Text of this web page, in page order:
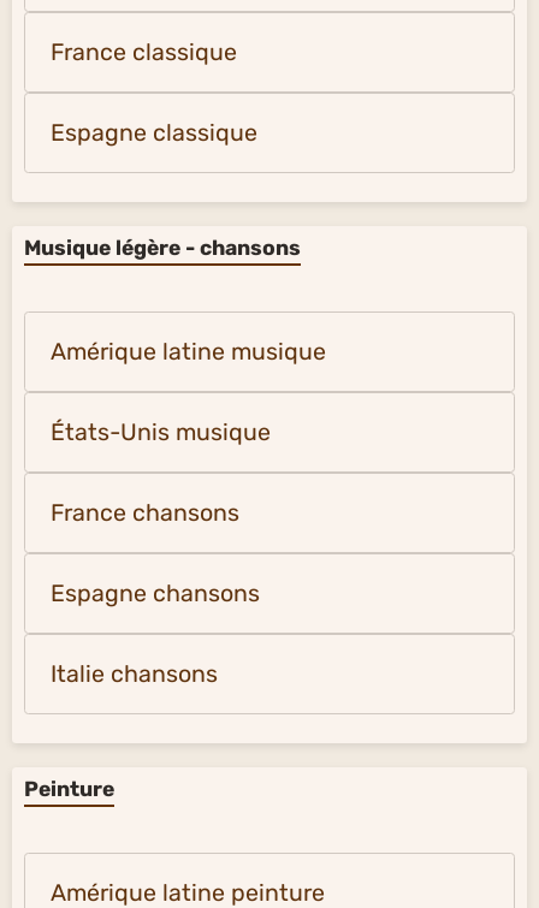
France classique
Espagne classique
Musique légère - chansons
Amérique latine musique
États-Unis musique
France chansons
Espagne chansons
Italie chansons
Peinture
Amérique latine peinture